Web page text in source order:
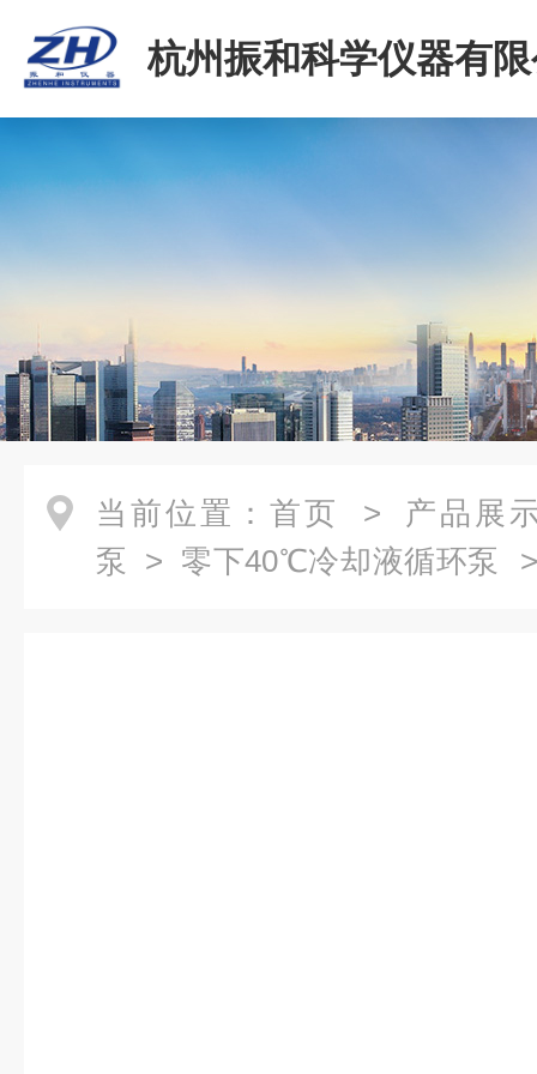
杭州振和科学仪器有
当前位置： 首页 > 产品展
泵 > 零下40℃冷却液循环泵